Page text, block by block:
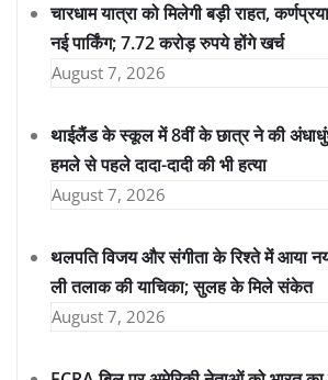
चारधाम यात्रा को मिलेगी बड़ी राहत,
नई पार्किंग; 7.72 करोड़ रुपये होंगे खर्च
August 7, 2026
थाईलैंड के स्कूल में 8वीं के छात्र ने की
हमले से पहले दादा-दादी की भी हत्या
August 7, 2026
थलपति विजय और संगीता के रिश्ते में आया
ली तलाक की याचिका; सुलह के मिले संकेत
August 7, 2026